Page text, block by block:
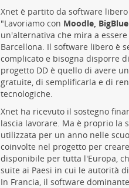
Xnet è partito da software
"Lavoriamo con Moodle,
un'alternativa che mira a
Barcellona. Il software libero è
complicato e bisogna disporre
progetto DD è quello di avere
gratuite, di semplificarla e di
tecnologiche.
Xnet ha ricevuto il sostegno
lascia lavorare. Ma è proprio la
utilizzata per un anno nelle
coinvolte nel progetto per
disponibile per tutta l'Europa,
suite ai Paesi in cui le autorità
In Francia, il software